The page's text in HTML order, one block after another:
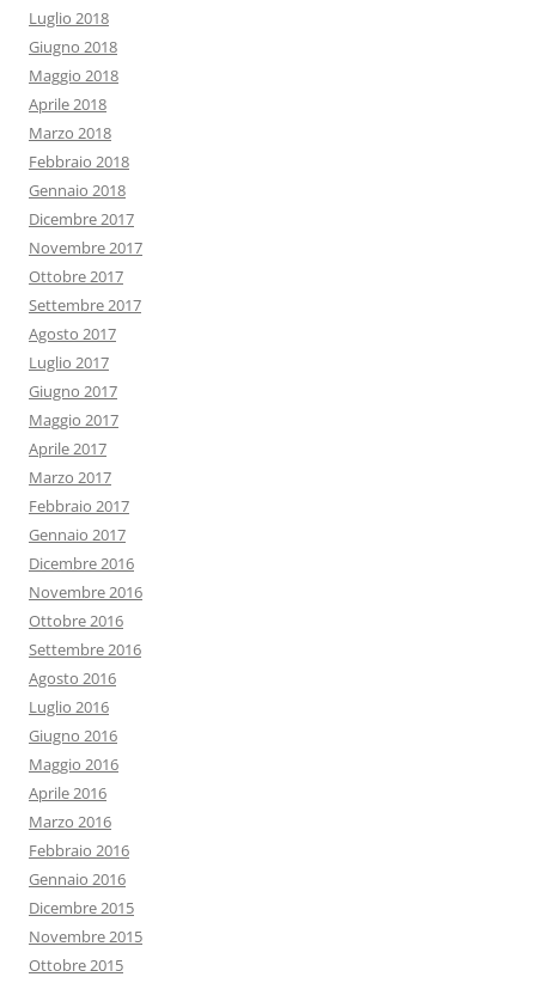
Luglio 2018
Giugno 2018
Maggio 2018
Aprile 2018
Marzo 2018
Febbraio 2018
Gennaio 2018
Dicembre 2017
Novembre 2017
Ottobre 2017
Settembre 2017
Agosto 2017
Luglio 2017
Giugno 2017
Maggio 2017
Aprile 2017
Marzo 2017
Febbraio 2017
Gennaio 2017
Dicembre 2016
Novembre 2016
Ottobre 2016
Settembre 2016
Agosto 2016
Luglio 2016
Giugno 2016
Maggio 2016
Aprile 2016
Marzo 2016
Febbraio 2016
Gennaio 2016
Dicembre 2015
Novembre 2015
Ottobre 2015